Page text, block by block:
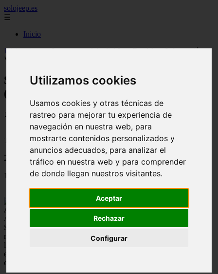
Utilizamos cookies
Usamos cookies y otras técnicas de
rastreo para mejorar tu experiencia de
navegación en nuestra web, para
mostrarte contenidos personalizados y
anuncios adecuados, para analizar el
tráfico en nuestra web y para comprender
de donde llegan nuestros visitantes.
Aceptar
Rechazar
Configurar
solojeep.es
☰
Inicio
Inicio > jeep >Se presenta el Audi A2 en Frankfurt (Información y
Video)
Se presenta el Audi A2 en Frankfurt
(Información y Video)
📅 19/08/2025
Tutoriales para el Auto
2011-09-14
1372
Audi ya había anunciado un aperitivo enel concepto del nuevo
A2
. Pues bien, el fabricante alemán presentó el compacto en el
Salón de Frankfurt, Alemania, este martes 13 de Septiembre. El
modelo es 100% eléctrico y tendrá un motor frontal 27,5 hp y 116
libras-pie de torque. Usted debe esperar 4 horas para las baterías
están completamente cargadas al Audi A2, con una toma de
corriente de 230 voltios.